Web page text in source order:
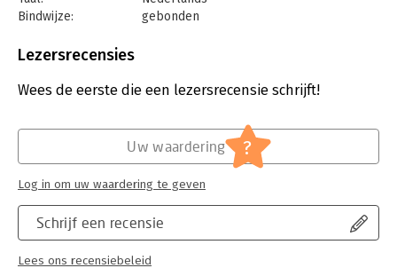
Bindwijze:
gebonden
Uitgever:
Verschijningsdatum:
12-9-2024
Algemeen management
effectiviteit
Lezersrecensies
Wees de eerste die een lezersrecensie schrijft!
Schrijf een recensie
Lees ons recensiebeleid
Uw waardering ?
Log in om uw waardering te geven